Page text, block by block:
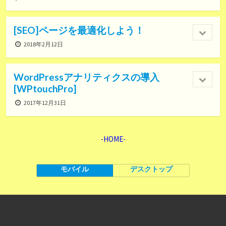
[SEO]ページを最適化しよう！
2018年2月12日
WordPressアナリティクスの導入
[WPtouchPro]
2017年12月31日
-HOME-
モバイル デスクトップ